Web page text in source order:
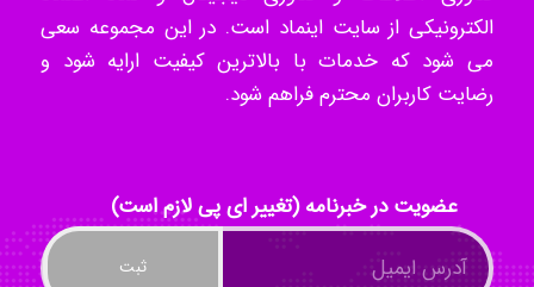
ayda habibnejad
الکترونیکی از سایت اینماد است. در این مجموعه سعی
می شود که خدمات با بالاترین کیفیت ارایه شود و
رضایت کاربران محترم فراهم شود.
عضویت در خبرنامه (تغییر ای پی لازم است)